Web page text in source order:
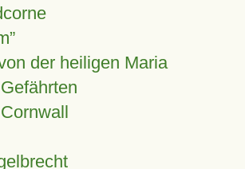
der heiligen Maria